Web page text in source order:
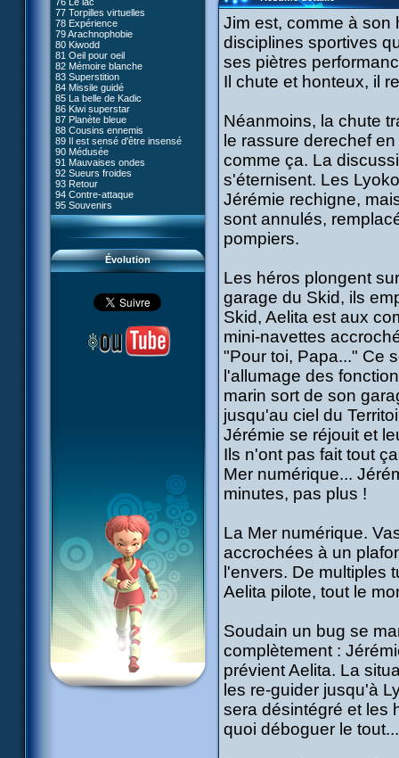
77 Torpilles virtuelles
78 Expérience
79 Arachnophobie
80 Kiwodd
81 Oeil pour oeil
82 Mémoire blanche
83 Superstition
84 Missile guidé
85 La belle de Kadic
86 Kiwi superstar
87 Planète bleue
88 Cousins ennemis
89 Il est sensé d'être insensé
90 Médusée
91 Mauvaises ondes
92 Sueurs froides
93 Retour
94 Contre-attaque
95 Souvenirs
Évolution
#05 - Rivalité
#06 - Soupçons
#07 - Compte-à-rebours
#08 - Virus
#09 - Comment tromper XANA
#10 - Le réveil du guerrier
#11 - Rendez-vous
#12 - Chaos à Kadic
#13 - Vendredi 13
#14 - Intrusion
#15 - Les sans-codes
#16 - Confusion
#17 - Un avenir professionnel
assuré
#18 - Obstination
#19 - Le piège
#20 - Espionnage
#21 - Faux-semblants
#22 - Mutinerie
#23 - Le blues de Jérémie
#24 - Paradoxe temporel
#25 - Hécatombe
#26 - Ultime mission
Jim est, comme à son
disciplines sportives
ses piètres
Il chute et honteux, il
Néanmoins, la chute
le rassure derechef
comme ça. La
s'éternisent. Les
Jérémie rechigne,
sont annulés,
pompiers.
Les héros plongent
garage du Skid, ils
Skid, Aelita est aux
mini-navettes
"Pour toi, Papa..." Ce
l'allumage des
marin sort de son
jusqu'au ciel du
Jérémie se réjouit et
Ils n'ont pas fait tout
Mer numérique...
minutes, pas plus !
La Mer numérique.
accrochées à un
l'envers. De multiples
Aelita pilote, tout le
Soudain un bug se
complètement :
prévient Aelita. La
les re-guider jusqu'à
sera désintégré et les
quoi déboguer le